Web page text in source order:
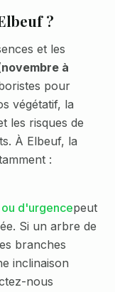
?
et les
à
pour
végétatif, la
les risques de
À Elbeuf, la
:
d'urgencepeut
Si un arbre de
branches
inclinaison
nous